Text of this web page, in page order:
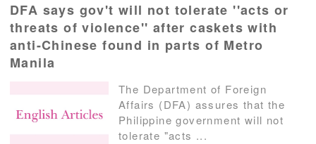
DFA says gov't will not tolerate ''acts or
threats of violence'' after caskets with
anti-Chinese found in parts of Metro
Manila
The Department of Foreign
Affairs (DFA) assures that the
Philippine government will not
tolerate "acts ...